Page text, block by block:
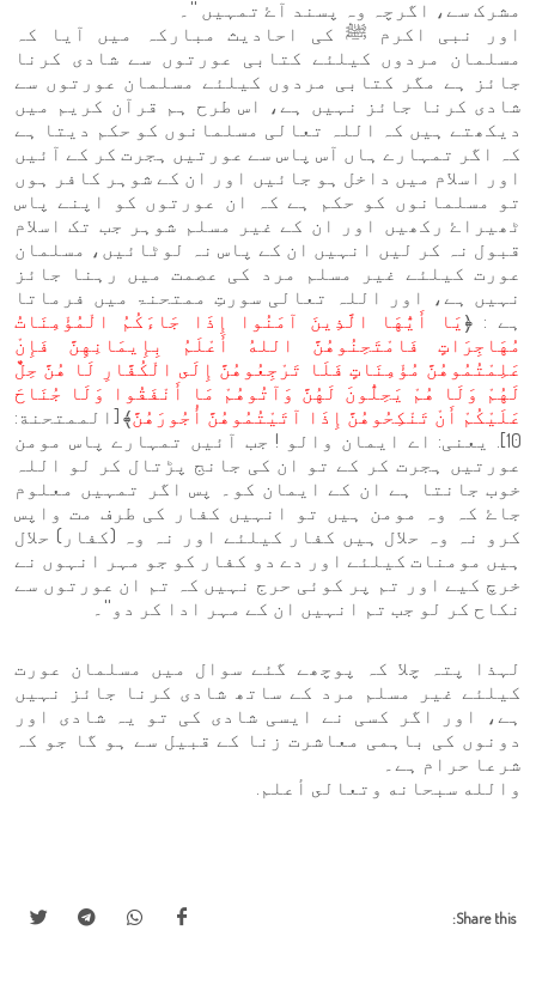
مشرک سے، اگرچہ وہ پسند آۓ تمہیں ''۔
اور نبی اکرم ﷺ کی احادیث مبارکہ میں آیا کہ
مسلمان مردوں کیلئے کتابی عورتوں سے شادی کرنا
جائز ہے مگر کتابی مردوں کیلئے مسلمان عورتوں سے
شادی کرنا جائز نہیں ہے، اس طرح ہم قرآن کریم میں
دیکھتے ہیں کہ اللہ تعالی مسلمانوں کو حکم دیتا ہے
کہ اگر تمہارے ہاں آس پاس سے عورتیں ہجرت کر کے آئیں
اور اسلام میں داخل ہو جائیں اور ان کے شوہر کافر ہوں
تو مسلمانوں کو حکم ہے کہ ان عورتوں کو اپنے پاس
ٹھیراۓ رکھیں اور ان کے غیر مسلم شوہر جب تک اسلام
قبول نہ کر لیں انہیں ان کے پاس نہ لوٹائیں، مسلمان
عورت کیلئے غیر مسلم مرد کی عصمت میں رہنا جائز
نہیں ہے، اور اللہ تعالی سورتِ ممتحنۃ میں فرماتا
ہے : ﴿ يَا أَيُّهَا الَّذِينَ آمَنُوا إِذَا جَاءَكُمُ الْمُؤْمِنَاتُ
مُهَاجِرَاتٍ فَامْتَحِنُوهُنَّ اللهُ أَعْلَمُ بِإِيمَانِهِنَّ فَإِنْ
عَلِمْتُمُوهُنَّ مُؤْمِنَاتٍ فَلَا تَرْجِعُوهُنَّ إِلَى الْكُفَّارِ لَا هُنَّ حِلٌّ
لَهُمْ وَلَا هُمْ يَحِلُّونَ لَهُنَّ وَآتُوهُمْ مَا أَنْفَقُوا وَلَا جُنَاحَ
عَلَيْكُمْ أَنْ تَنْكِحُوهُنَّ إِذَا آتَيْتُمُوهُنَّ أُجُورَهُنَّ﴾ [الممتحنة:
10]. یعنی: اے ایمان والو ! جب آئیں تمہارے پاس مومن
عورتیں ہجرت کر کے تو ان کی جانج پڑتال کر لو اللہ
خوب جانتا ہے ان کے ایمان کو۔ پس اگر تمہیں معلوم
جاۓ کہ وہ مومن ہیں تو انہیں کفار کی طرف مت واپس
کرو نہ وہ حلال ہیں کفار کیلئے اور نہ وہ (کفار) حلال
ہیں مومنات کیلئے اور دے دو کفار کو جو مہر انہوں نے
خرچ کیے اور تم پر کوئی حرج نہیں کہ تم ان عورتوں سے
نکاح کر لو جب تم انہیں ان کے مہر ادا کر دو''۔
لہذا پتہ چلا کہ پوچھے گئے سوال میں مسلمان عورت
کیلئے غیر مسلم مرد کے ساتھ شادی کرنا جائز نہیں
ہے، اور اگر کسی نے ایسی شادی کی تو یہ شادی اور
دونوں کی باہمی معاشرت زنا کے قبیل سے ہو گا جو کہ
شرعا حرام ہے۔
والله سبحانه وتعالى أعلم.
Share this: